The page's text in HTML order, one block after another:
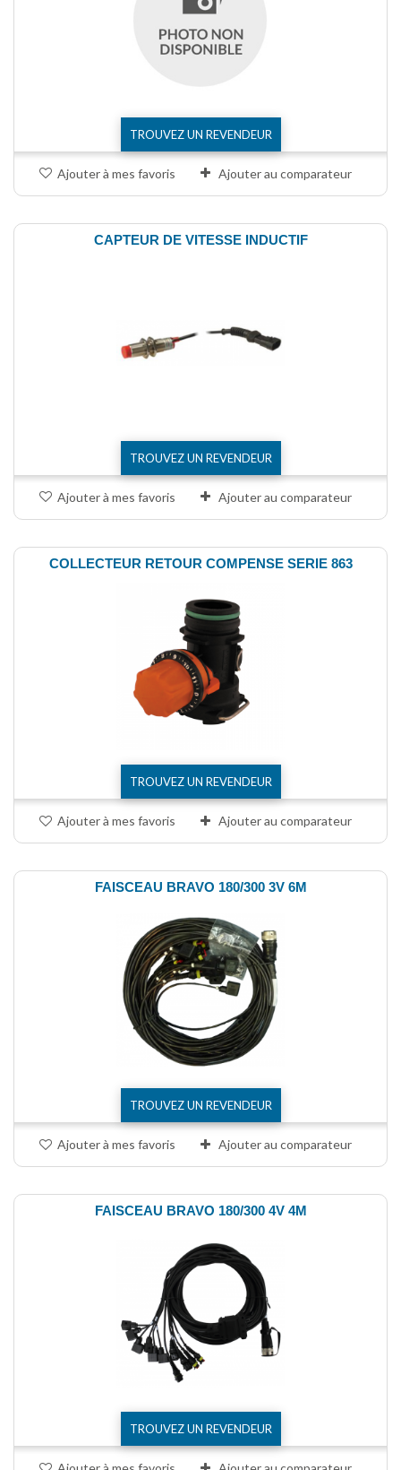
TROUVEZ UN REVENDEUR
Ajouter à mes favoris Ajouter au comparateur
CAPTEUR DE VITESSE INDUCTIF
TROUVEZ UN REVENDEUR
Ajouter à mes favoris Ajouter au comparateur
COLLECTEUR RETOUR COMPENSE SERIE 863
TROUVEZ UN REVENDEUR
Ajouter à mes favoris Ajouter au comparateur
FAISCEAU BRAVO 180/300 3V 6M
TROUVEZ UN REVENDEUR
Ajouter à mes favoris Ajouter au comparateur
FAISCEAU BRAVO 180/300 4V 4M
TROUVEZ UN REVENDEUR